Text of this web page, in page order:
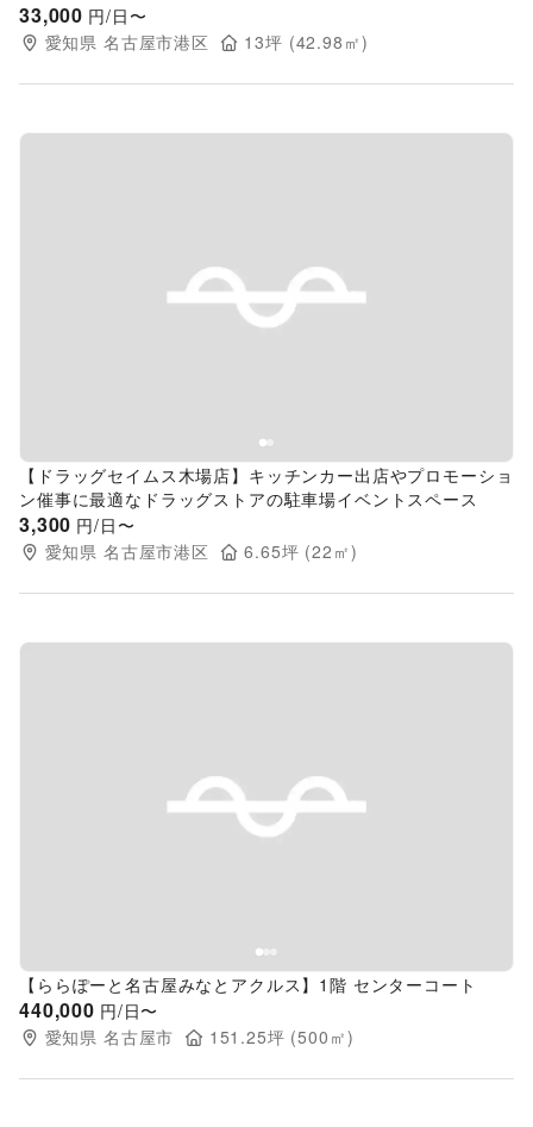
33,000 円/日〜
愛知県 名古屋市港区 13坪 (42.98 ㎡)
Previous slide
【ドラッグセイムス木場店】キッチンカー出店やプロモーショ
ン催事に最適なドラッグストアの駐車場イベントスペース
3,300 円/日〜
愛知県 名古屋市港区 6.65坪 (22 ㎡)
Previous slide
【ららぽーと名古屋みなとアクルス】1階 センターコート
440,000 円/日〜
愛知県 名古屋市 151.25坪 (500 ㎡)